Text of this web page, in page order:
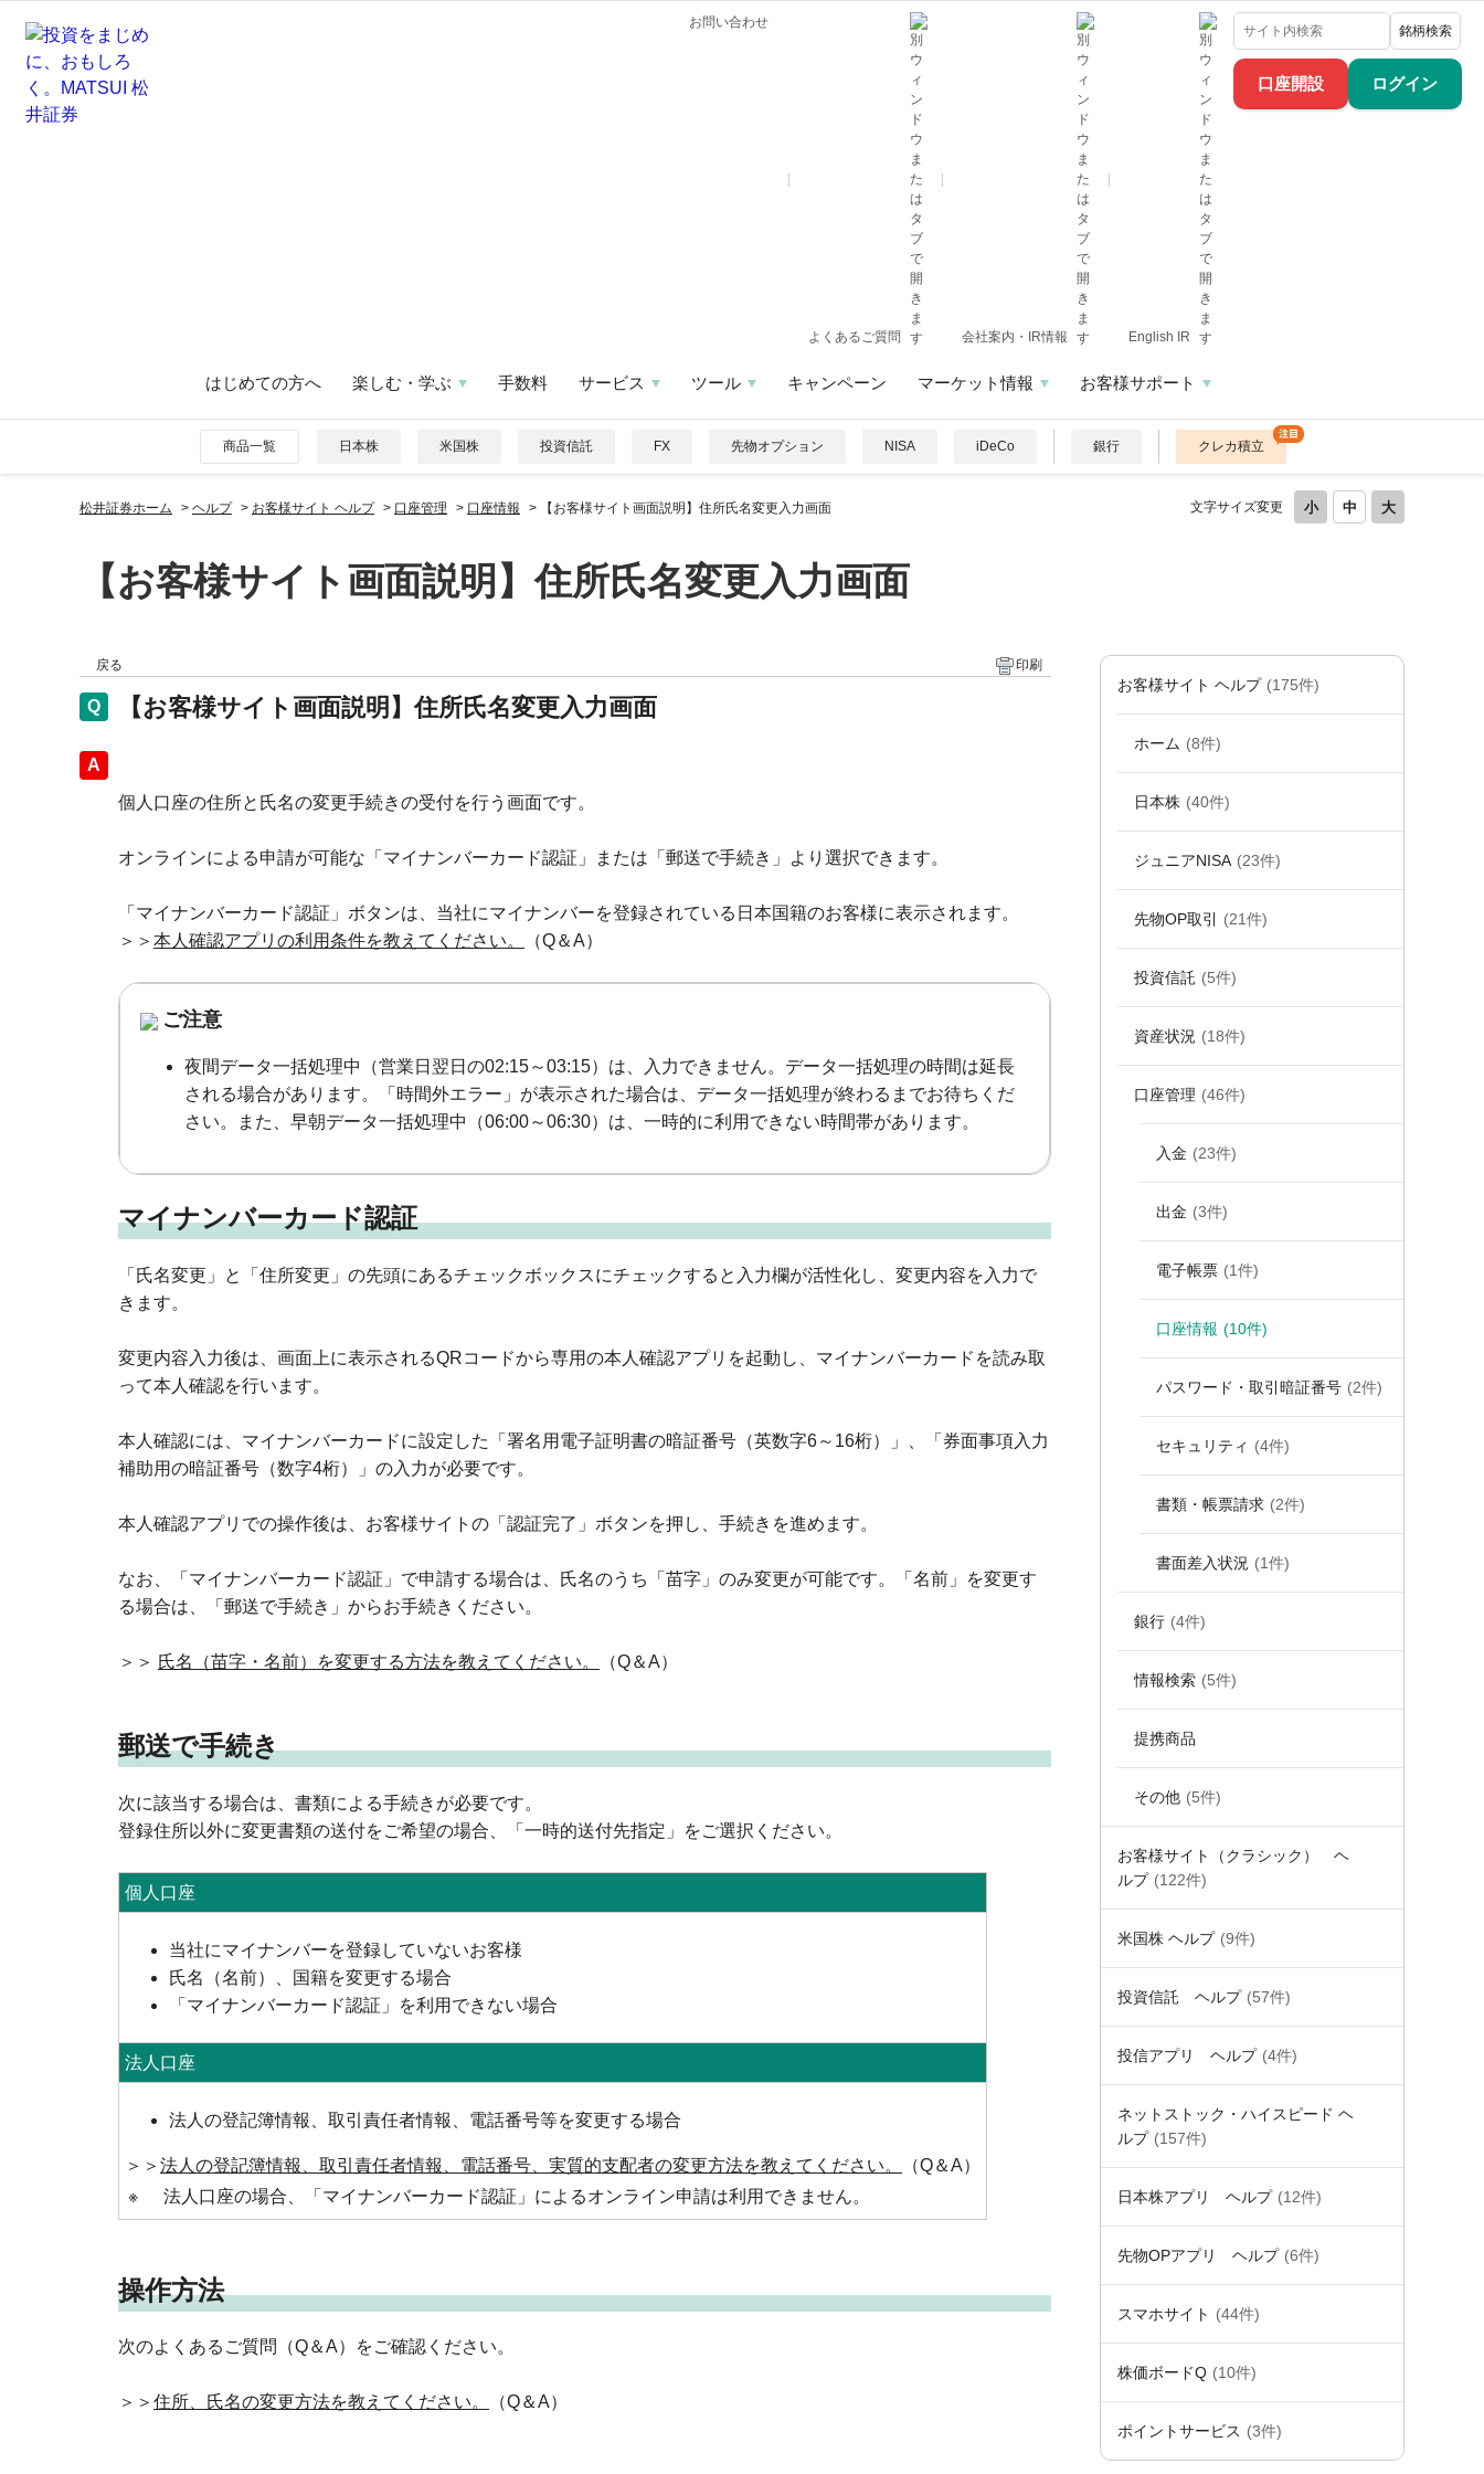
口座開設 ログイン
お問い合わせ
よくあるご質問 会社案内・IR情報 English IR
銘柄検索
はじめての方へ 楽しむ・学ぶ 手数料 サービス ツール キャンペーン マーケット情報 お客様サポート
商品一覧 日本株 米国株 投資信託 FX 先物オプション NISA iDeCo 銀行 クレカ積立
文字サイズ変更
松井証券ホーム > ヘルプ > お客様サイト ヘルプ > 口座管理 > 口座情報 > 【お客様サイト画面説明】住所氏名変更入力画面
【お客様サイト画面説明】住所氏名変更入力画面
お客様サイト ヘルプ (175件)
ホーム (8件)
日本株 (40件)
ジュニアNISA (23件)
先物OP取引 (21件)
投資信託 (5件)
資産状況 (18件)
口座管理 (46件)
入金 (23件)
出金 (3件)
電子帳票 (1件)
口座情報 (10件)
パスワード・取引暗証番号 (2件)
セキュリティ (4件)
書類・帳票請求 (2件)
書面差入状況 (1件)
銀行 (4件)
情報検索 (5件)
提携商品
その他 (5件)
お客様サイト（クラシック） ヘ
ルプ (122件)
米国株 ヘルプ (9件)
投資信託 ヘルプ (57件)
投信アプリ ヘルプ (4件)
ネットストック・ハイスピード ヘ
ルプ (157件)
日本株アプリ ヘルプ (12件)
先物OPアプリ ヘルプ (6件)
スマホサイト (44件)
株価ボードQ (10件)
ポイントサービス (3件)
戻る 印刷
【お客様サイト画面説明】住所氏名変更入力画面
回答
個人口座の住所と氏名の変更手続きの受付を行う画面です。
オンラインによる申請が可能な「マイナンバーカード認証」または「郵送で手続き」より選択できます。
「マイナンバーカード認証」ボタンは、当社にマイナンバーを登録されている日本国籍のお客様に表示されます。
＞＞ 本人確認アプリの利用条件を教えてください。 （Q＆A）
ご注意
夜間データ一括処理中（営業日翌日の02:15～03:15）は、入力できません。データ一括処理の時間は延長
される場合があります。「時間外エラー」が表示された場合は、データ一括処理が終わるまでお待ちくだ
さい。また、早朝データ一括処理中（06:00～06:30）は、一時的に利用できない時間帯があります。
マイナンバーカード認証
「氏名変更」と「住所変更」の先頭にあるチェックボックスにチェックすると入力欄が活性化し、変更内容を入力で
きます。
変更内容入力後は、画面上に表示されるQRコードから専用の本人確認アプリを起動し、マイナンバーカードを読み取
って本人確認を行います。
本人確認には、マイナンバーカードに設定した「署名用電子証明書の暗証番号（英数字6～16桁）」、「券面事項入力
補助用の暗証番号（数字4桁）」の入力が必要です。
本人確認アプリでの操作後は、お客様サイトの「認証完了」ボタンを押し、手続きを進めます。
なお、「マイナンバーカード認証」で申請する場合は、氏名のうち「苗字」のみ変更が可能です。「名前」を変更す
る場合は、「郵送で手続き」からお手続きください。
＞＞ 氏名（苗字・名前）を変更する方法を教えてください。 （Q＆A）
郵送で手続き
次に該当する場合は、書類による手続きが必要です。
登録住所以外に変更書類の送付をご希望の場合、「一時的送付先指定」をご選択ください。
個人口座
当社にマイナンバーを登録していないお客様
氏名（名前）、国籍を変更する場合
「マイナンバーカード認証」を利用できない場合
法人口座
法人の登記簿情報、取引責任者情報、電話番号等を変更する場合
＞＞ 法人の登記簿情報、取引責任者情報、電話番号、実質的支配者の変更方法を教えてください。
（Q＆A）
※
法人口座の場合、「マイナンバーカード認証」によるオンライン申請は利用できません。
操作方法
次のよくあるご質問（Q＆A）をご確認ください。
＞＞ 住所、氏名の変更方法を教えてください。 （Q＆A）